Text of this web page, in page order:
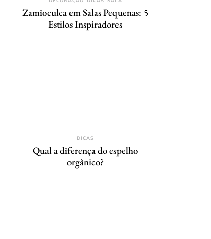
Zamioculca em Salas Pequenas: 5
Estilos Inspiradores
DICAS
Qual a diferença do espelho
orgânico?